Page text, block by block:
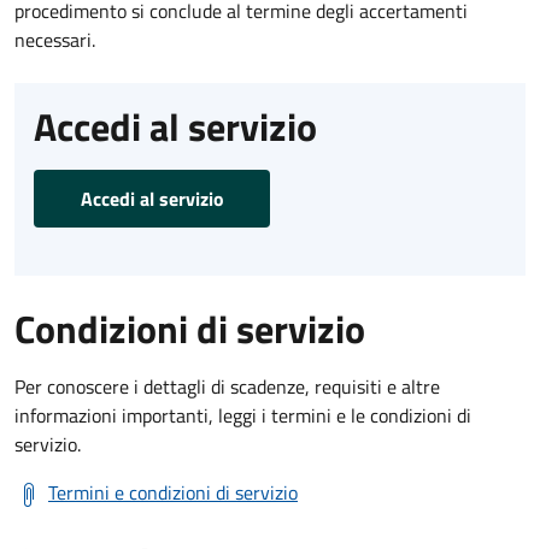
procedimento si conclude al termine degli accertamenti
necessari.
Accedi al servizio
Accedi al servizio
Condizioni di servizio
Per conoscere i dettagli di scadenze, requisiti e altre
informazioni importanti, leggi i termini e le condizioni di
servizio.
Termini e condizioni di servizio